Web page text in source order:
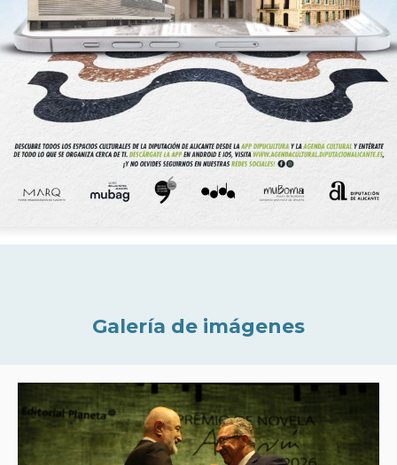
Galería de imágenes